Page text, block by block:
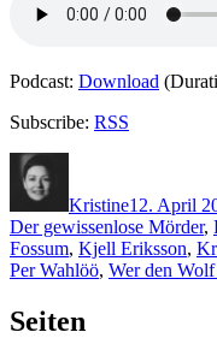
Podcast: Download
Subscribe: RSS
Kristine12. April
Der gewissenlose Mörder,
Fossum, Kjell Eriksson,
Per Wahlöö, Wer den
Seiten